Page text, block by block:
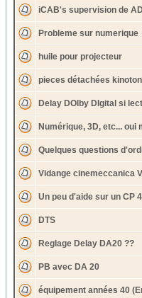
iCAB's supervision de
Probleme sur numerique
huile pour projecteur
pieces détachées kinoton
Delay DOlby DIgital si
Numérique, 3D, etc... oui
Quelques questions
Vidange cinemeccanica
Un peu d'aide sur un CP
DTS
Reglage Delay DA20 ??
PB avec DA 20
équipement années 40